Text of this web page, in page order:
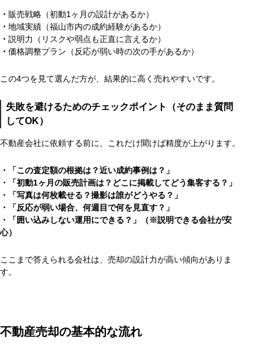
・ 販売戦略（初動1ヶ月の設計があるか）
・ 地域実績（福山市内の成約経験があるか）
・ 説明力（リスクや弱点も正直に言えるか）
・ 価格調整プラン（反応が弱い時の次の手があるか）
この4つを見て選んだ方が、結果的に高く売れやすいです。
失敗を避けるためのチェックポイント（そのまま質問
してOK）
不動産会社に依頼する前に、これだけ聞けば精度が上がります。
・「この査定額の根拠は？近い成約事例は？」
・「初動1ヶ月の販売計画は？どこに掲載してどう集客する？」
・「写真は何枚載せる？撮影は誰がどうやる？」
・「反応が弱い場合、何週目で何を見直す？」
・
「囲い込みしない運用にできる？」（※説明できる会社が安
心）
ここまで答えられる会社は、売却の設計力が高い傾向がありま
す。
不動産売却の基本的な流れ